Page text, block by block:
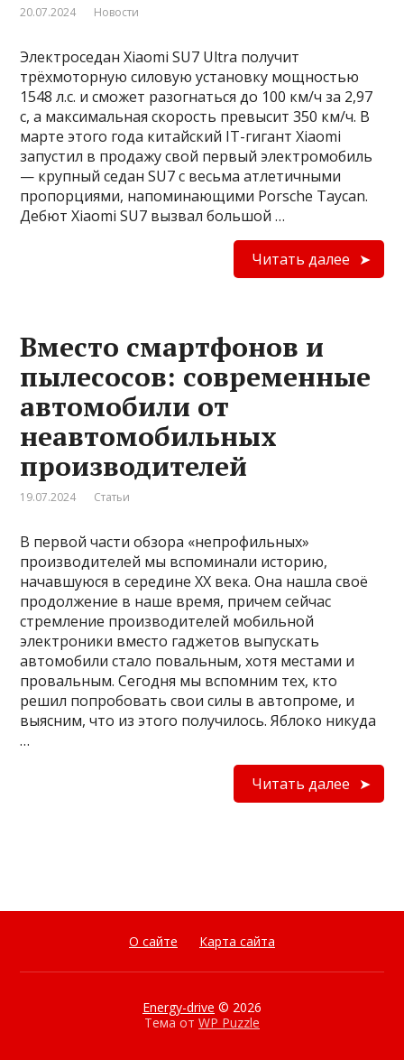
20.07.2024 Новости
Электроседан Xiaomi SU7 Ultra получит
трёхмоторную силовую установку мощностью
1548 л.с. и сможет разогнаться до 100 км/ч за 2,97
с, а максимальная скорость превысит 350 км/ч. В
марте этого года китайский IT-гигант Xiaomi
запустил в продажу свой первый электромобиль
— крупный седан SU7 с весьма атлетичными
пропорциями, напоминающими Porsche Taycan.
Дебют Xiaomi SU7 вызвал большой …
Читать далее
Вместо смартфонов и
пылесосов: современные
автомобили от
неавтомобильных
производителей
19.07.2024 Статьи
В первой части обзора «непрофильных»
производителей мы вспоминали историю,
начавшуюся в середине ХХ века. Она нашла своё
продолжение в наше время, причем сейчас
стремление производителей мобильной
электроники вместо гаджетов выпускать
автомобили стало повальным, хотя местами и
провальным. Сегодня мы вспомним тех, кто
решил попробовать свои силы в автопроме, и
выясним, что из этого получилось. Яблоко никуда
…
Читать далее
О сайте Карта сайта
Energy-drive © 2026
Тема от WP Puzzle